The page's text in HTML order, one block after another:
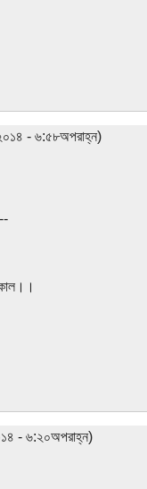
- ৬:৫৮অপরাহ্ন)
- ৬:২০অপরাহ্ন)